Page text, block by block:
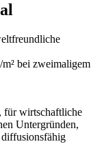
bei zweimaligem
für wirtschaftliche
Untergründen,
diffusionsfähig